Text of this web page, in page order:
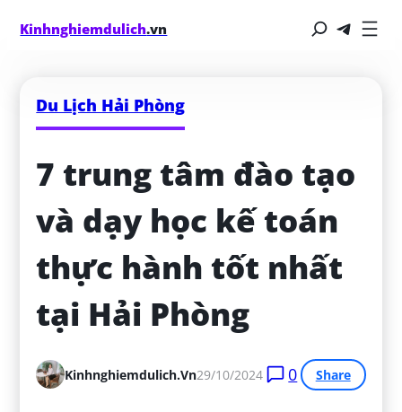
Kinhnghiemdulich.vn
Du Lịch Hải Phòng
7 trung tâm đào tạo
và dạy học kế toán
thực hành tốt nhất
tại Hải Phòng
Kinhnghiemdulich.vn29/10/2024 0 Share